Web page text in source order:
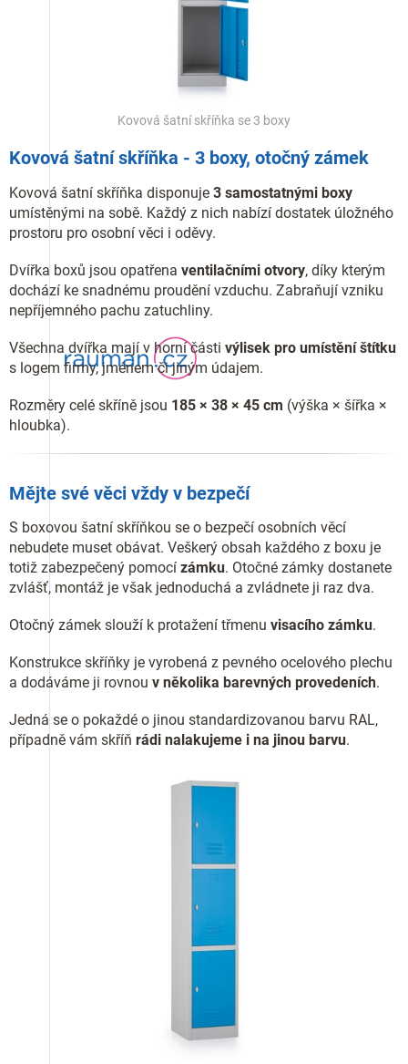
Kovová šatní skříňka se 3 boxy
Kovová šatní skříňka - 3 boxy, otočný zámek
Kovová šatní skříňka disponuje 3 samostatnými boxy
umístěnými na sobě. Každý z nich nabízí dostatek úložného
prostoru pro osobní věci i oděvy.
Dvířka boxů jsou opatřena ventilačními otvory, díky kterým
dochází ke snadnému proudění vzduchu. Zabraňují vzniku
nepříjemného pachu zatuchliny.
Všechna dvířka mají v horní části výlisek pro umístění štítku
s logem firmy, jménem či jiným údajem.
Rozměry celé skříně jsou 185 × 38 × 45 cm (výška × šířka ×
hloubka).
Mějte své věci vždy v bezpečí
S boxovou šatní skříňkou se o bezpečí osobních věcí
nebudete muset obávat. Veškerý obsah každého z boxu je
totiž zabezpečený pomocí zámku. Otočné zámky dostanete
zvlášť, montáž je však jednoduchá a zvládnete ji raz dva.
Otočný zámek slouží k protažení třmenu visacího zámku.
Konstrukce skříňky je vyrobená z pevného ocelového plechu
a dodáváme ji rovnou v několika barevných provedeních.
Jedná se o pokaždé o jinou standardizovanou barvu RAL,
případně vám skříň rádi nalakujeme i na jinou barvu.